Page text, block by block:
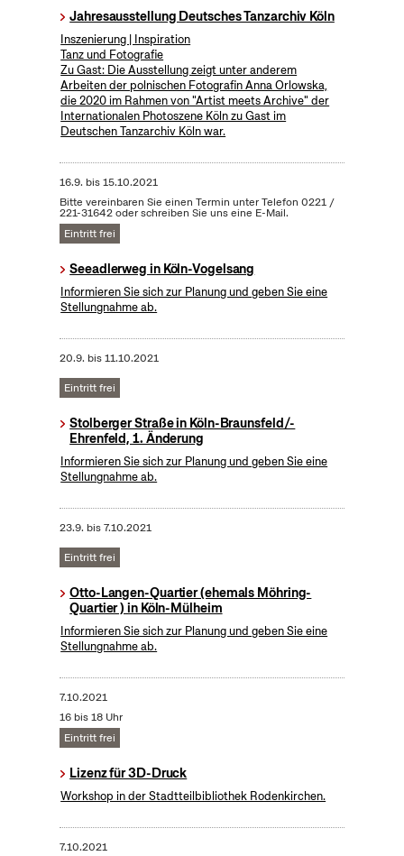
Jahresausstellung Deutsches Tanzarchiv Köln
Inszenierung | Inspiration
Tanz und Fotografie
Zu Gast: Die Ausstellung zeigt unter anderem
Arbeiten der polnischen Fotografin Anna Orlowska,
die 2020 im Rahmen von "Artist meets Archive" der
Internationalen Photoszene Köln zu Gast im
Deutschen Tanzarchiv Köln war.
16.9. bis15.10.2021
Bitte vereinbaren Sie einen Termin unter Telefon 0221 /
221-31642 oder schreiben Sie uns eine E-Mail.
Eintritt frei
Seeadlerweg in Köln-Vogelsang
Informieren Sie sich zur Planung und geben Sie eine
Stellungnahme ab.
20.9. bis11.10.2021
Eintritt frei
Stolberger Straße in Köln-Braunsfeld/-
Ehrenfeld, 1. Änderung
Informieren Sie sich zur Planung und geben Sie eine
Stellungnahme ab.
23.9. bis7.10.2021
Eintritt frei
Otto-Langen-Quartier (ehemals Möhring-
Quartier ) in Köln-Mülheim
Informieren Sie sich zur Planung und geben Sie eine
Stellungnahme ab.
7.10.2021
16 bis 18 Uhr
Eintritt frei
Lizenz für 3D-Druck
Workshop in der Stadtteilbibliothek Rodenkirchen.
7.10.2021